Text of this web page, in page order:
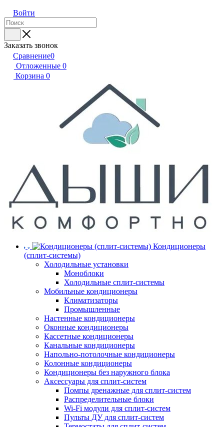
Войти
Заказать звонок
Сравнение0
Отложенные 0
Корзина 0
Кондиционеры
(сплит-системы)
Холодильные установки
Моноблоки
Холодильные сплит-системы
Мобильные кондиционеры
Климатизаторы
Промышленные
Настенные кондиционеры
Оконные кондиционеры
Кассетные кондиционеры
Канальные кондиционеры
Напольно-потолочные кондиционеры
Колонные кондиционеры
Кондиционеры без наружного блока
Аксессуары для сплит-систем
Помпы дренажные для сплит-систем
Распределительные блоки
Wi-Fi модули для сплит-систем
Пульты ДУ для сплит-систем